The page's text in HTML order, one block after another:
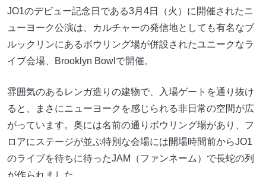
JO1のデビュー記念日である3月4日（火）に開催されたニ
ューヨーク公演は、カルチャーの発信地としても有名なブ
ルックリンにあるボウリング場が併設されたユニークなラ
イブ会場、Brooklyn Bowlで開催。
雰囲気のあるレンガ造りの建物で、入場ゲートを通り抜け
ると、まさにニューヨークを感じられる非日常の空間が広
がっています。奥には名前の通りボウリング場があり、フ
ロアにステージが並ぶ特別な会場には開場時間前からJO1
のライブを待ちに待ったJAM（ファンネーム）で⻑蛇の列
が作られました。